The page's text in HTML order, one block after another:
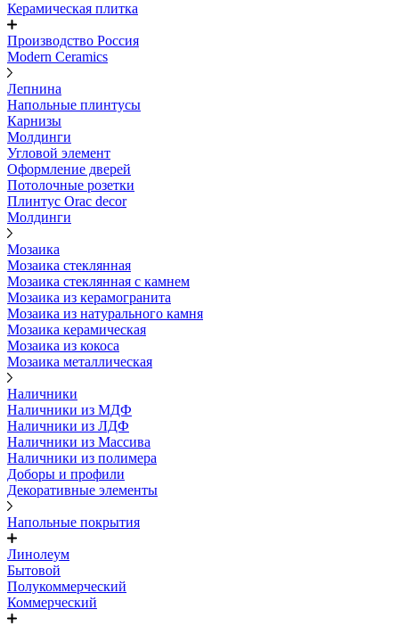
Керамическая плитка
Производство Россия
Modern Ceramics
Лепнина
Напольные плинтусы
Карнизы
Молдинги
Угловой элемент
Оформление дверей
Потолочные розетки
Плинтус Orac decor
Молдинги
Мозаика
Мозаика стеклянная
Мозаика стеклянная с камнем
Мозаика из керамогранита
Мозаика из натурального камня
Мозаика керамическая
Мозаика из кокоса
Мозаика металлическая
Наличники
Наличники из МДФ
Наличники из ЛДФ
Наличники из Массива
Наличники из полимера
Доборы и профили
Декоративные элементы
Напольные покрытия
Линолеум
Бытовой
Полукоммерческий
Коммерческий